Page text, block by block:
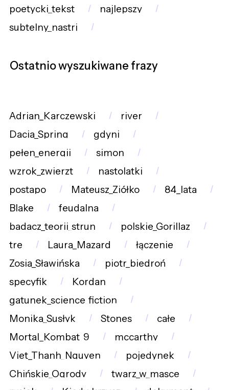
poetycki_tekst
najlepszy
subtelny_nastrj
Ostatnio wyszukiwane frazy
Adrian_Karczewski
river
Dacia_Spring
gdyni
pełen_energii
simon
wzrok_zwierzt
nastolatki
postapo
Mateusz_Ziółko
84_lata
Blake
feudalna
badacz_teorii_strun
polskie_Gorillaz
tre
Laura_Mazard
łączenie
Zosia_Sławińska
piotr_biedroń
specyfik
Kordan
gatunek_science_fiction
Monika_Susłyk
Stones
całe
Mortal_Kombat_9
mccarthy
Viet_Thanh_Nguyen
pojedynek
Chińskie_Ogrody
twarz_w_masce